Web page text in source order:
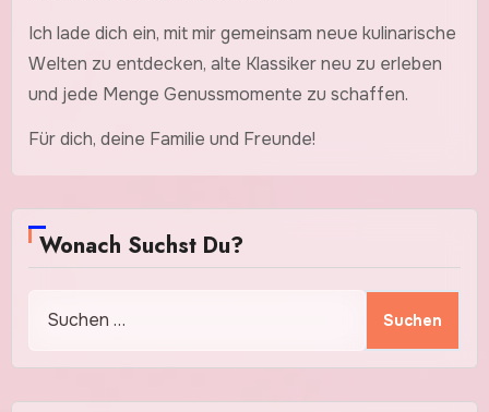
Ich lade dich ein, mit mir gemeinsam neue kulinarische
Welten zu entdecken, alte Klassiker neu zu erleben
und jede Menge Genussmomente zu schaffen.
Für dich, deine Familie und Freunde!
Wonach Suchst Du?